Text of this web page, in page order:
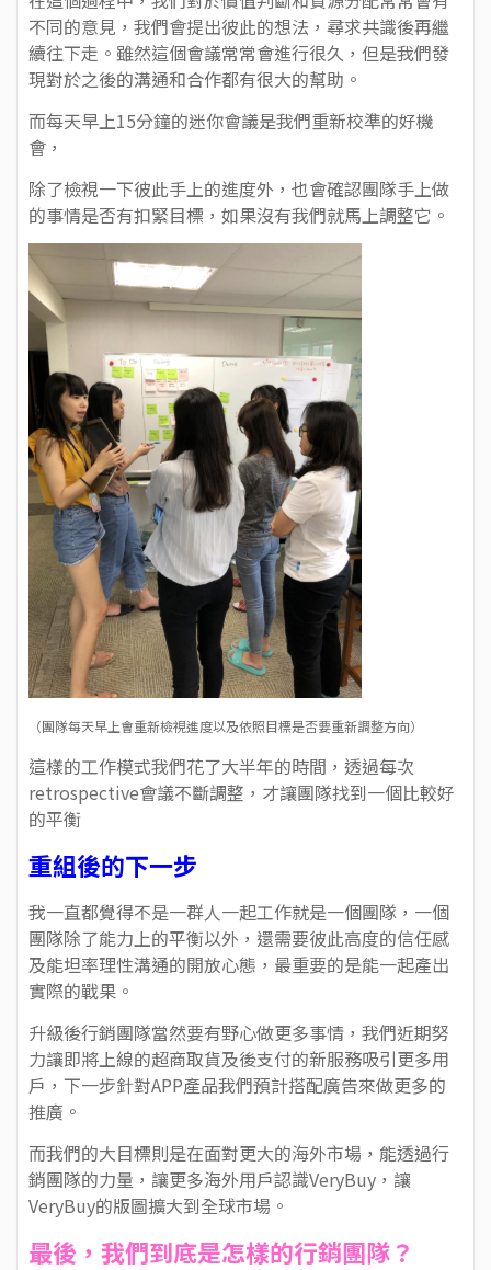
不同的意見，我們會提出彼此的想法，尋求共識後再繼
續往下走。雖然這個會議常常會進行很久，但是我們發
現對於之後的溝通和合作都有很大的幫助。
而每天早上15分鐘的迷你會議是我們重新校準的好機
會，
除了檢視一下彼此手上的進度外，也會確認團隊手上做
的事情是否有扣緊目標，如果沒有我們就馬上調整它。
（團隊每天早上會重新檢視進度以及依照目標是否要重新調整方向）
這樣的工作模式我們花了大半年的時間，透過每次
retrospective會議不斷調整，才讓團隊找到一個比較好
的平衡
重組後的下一步
我一直都覺得不是一群人一起工作就是一個團隊，一個
團隊除了能力上的平衡以外，還需要彼此高度的信任感
及能坦率理性溝通的開放心態，最重要的是能一起產出
實際的戰果。
升級後行銷團隊當然要有野心做更多事情，我們近期努
力讓即將上線的超商取貨及後支付的新服務吸引更多用
戶，下一步針對APP產品我們預計搭配廣告來做更多的
推廣。
而我們的大目標則是在面對更大的海外市場，能透過行
銷團隊的力量，讓更多海外用戶認識VeryBuy，讓
VeryBuy的版圖擴大到全球市場。
最後，我們到底是怎樣的行銷團隊？